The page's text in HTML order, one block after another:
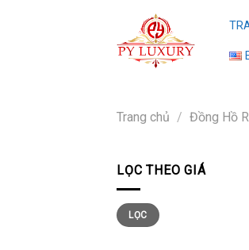
Trang chủ / Đồng Hồ
LỌC THEO GIÁ
Giá
thấp
nhất
Giá
cao
nhất
LỌC